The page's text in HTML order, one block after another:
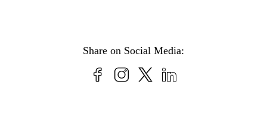
Share on Social Media: